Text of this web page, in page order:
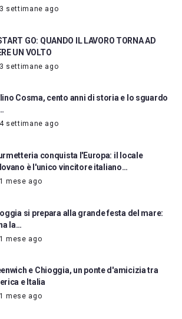
3 settimane ago
GO: QUANDO IL LAVORO TORNA AD
UN VOLTO
3 settimane ago
Cosma, cento anni di storia e lo sguardo
4 settimane ago
conquista l'Europa: il locale
è l'unico vincitore italiano…
1 mese ago
si prepara alla grande festa del mare:
la…
1 mese ago
e Chioggia, un ponte d'amicizia tra
e Italia
1 mese ago